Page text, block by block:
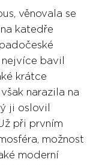
věnovala se
katedře
bavil
krátce
narazila na
ji oslovil
při prvním
možnost
moderní